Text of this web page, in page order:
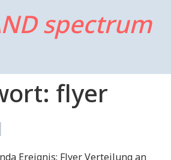
spectrum
flyer
Ereignis: Flyer Verteilung an